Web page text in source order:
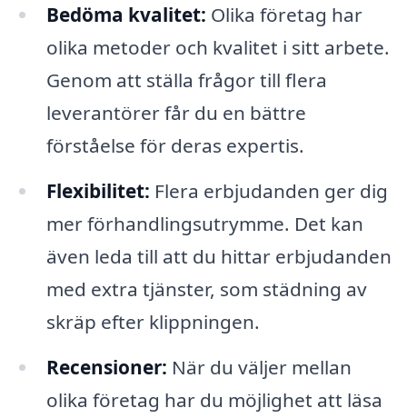
Bedöma kvalitet: Olika företag har
olika metoder och kvalitet i sitt arbete.
Genom att ställa frågor till flera
leverantörer får du en bättre
förståelse för deras expertis.
Flexibilitet: Flera erbjudanden ger dig
mer förhandlingsutrymme. Det kan
även leda till att du hittar erbjudanden
med extra tjänster, som städning av
skräp efter klippningen.
Recensioner: När du väljer mellan
olika företag har du möjlighet att läsa